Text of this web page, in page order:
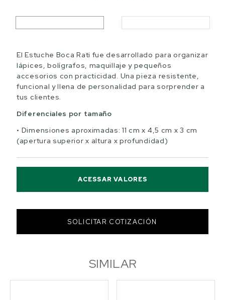
El Estuche Boca Rati fue desarrollado para organizar
lápices, bolígrafos, maquillaje y pequeños
accesorios con practicidad. Una pieza resistente,
funcional y llena de personalidad para sorprender a
tus clientes.
Diferenciales por tamaño
Dimensiones aproximadas: 11 cm x 4,5 cm x 3 cm
(apertura superior x altura x profundidad)
ACESSAR VALORES
SOLICITAR COTIZACIÓN
SIMILAR